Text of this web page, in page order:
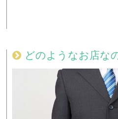
どのようなお店な